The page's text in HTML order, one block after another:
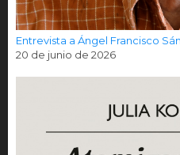
Entrevista a Ángel Francisco
20 de junio de 2026